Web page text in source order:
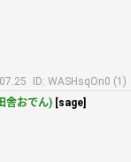
ID: WASHsqOn0 (1)
舎おでん) [sage]